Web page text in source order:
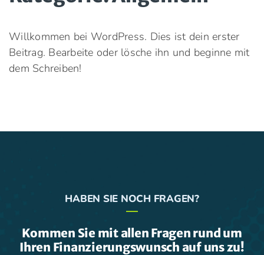
Willkommen bei WordPress. Dies ist dein erster
Beitrag. Bearbeite oder lösche ihn und beginne mit
dem Schreiben!
HABEN SIE NOCH FRAGEN?
Kommen Sie mit allen Fragen rund um
Ihren Finanzierungswunsch auf uns zu!